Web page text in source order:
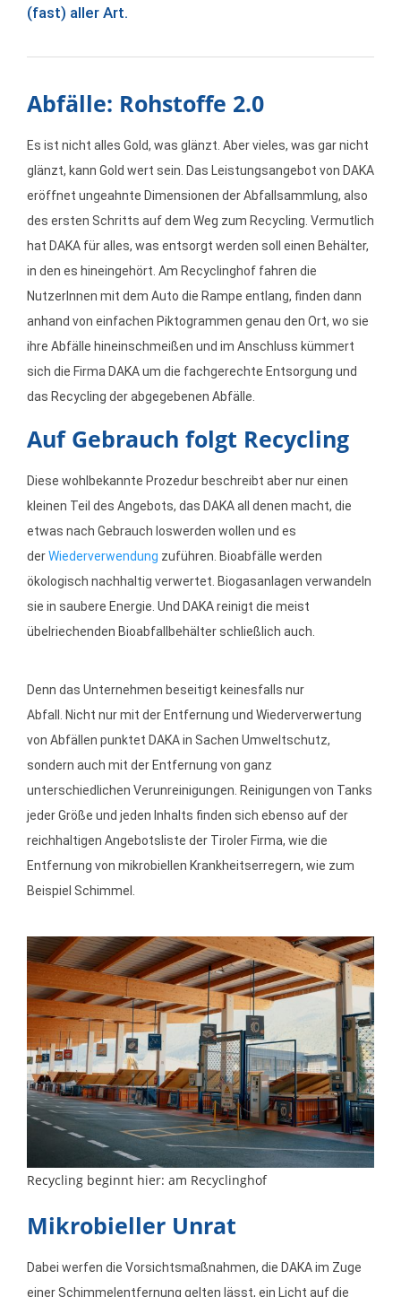
(fast) aller Art.
Abfälle: Rohstoffe 2.0
Es ist nicht alles Gold, was glänzt. Aber vieles, was gar nicht
glänzt, kann Gold wert sein. Das Leistungsangebot von DAKA
eröffnet ungeahnte Dimensionen der Abfallsammlung, also
des ersten Schritts auf dem Weg zum Recycling. Vermutlich
hat DAKA für alles, was entsorgt werden soll einen Behälter,
in den es hineingehört. Am Recyclinghof fahren die
NutzerInnen mit dem Auto die Rampe entlang, finden dann
anhand von einfachen Piktogrammen genau den Ort, wo sie
ihre Abfälle hineinschmeißen und im Anschluss kümmert
sich die Firma DAKA um die fachgerechte Entsorgung und
das Recycling der abgegebenen Abfälle.
Auf Gebrauch folgt Recycling
Diese wohlbekannte Prozedur beschreibt aber nur einen
kleinen Teil des Angebots, das DAKA all denen macht, die
etwas nach Gebrauch loswerden wollen und es
derWiederverwendung zuführen. Bioabfälle werden
ökologisch nachhaltig verwertet. Biogasanlagen verwandeln
sie in saubere Energie. Und DAKA reinigt die meist
übelriechenden Bioabfallbehälter schließlich auch.
Denn das Unternehmen beseitigt keinesfalls nur
Abfall. Nicht nur mit der Entfernung und Wiederverwertung
von Abfällen punktet DAKA in Sachen Umweltschutz,
sondern auch mit der Entfernung von ganz
unterschiedlichen Verunreinigungen. Reinigungen von Tanks
jeder Größe und jeden Inhalts finden sich ebenso auf der
reichhaltigen Angebotsliste der Tiroler Firma, wie die
Entfernung von mikrobiellen Krankheitserregern, wie zum
Beispiel Schimmel.
Recycling beginnt hier: am Recyclinghof
Mikrobieller Unrat
Dabei werfen die Vorsichtsmaßnahmen, die DAKA im Zuge
einer Schimmelentfernung gelten lässt, ein Licht auf die